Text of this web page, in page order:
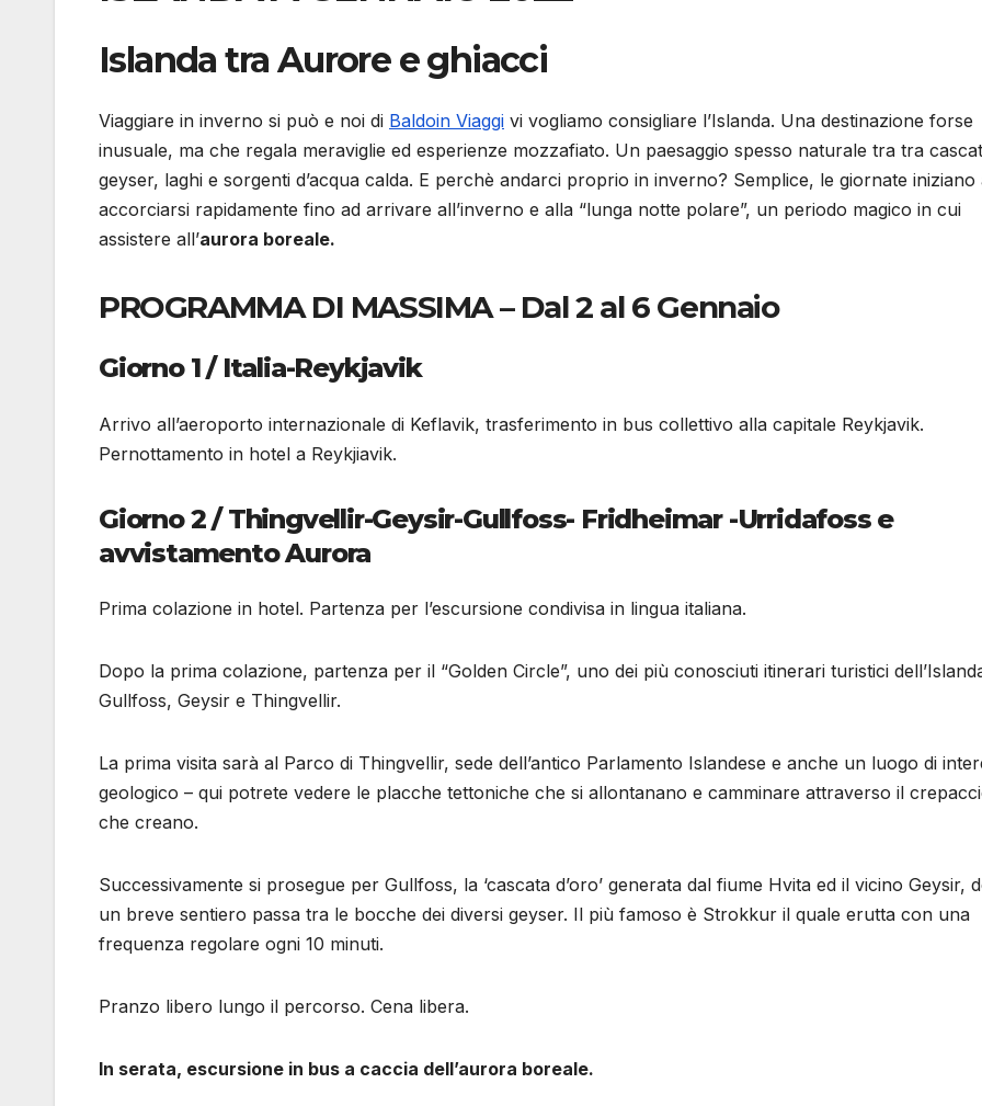
Islanda tra Aurore e ghiacci
Viaggiare in inverno si può e noi di Baldoin Viaggi vi vogliamo consigliare l’Islanda. Una destinazione forse
inusuale, ma che regala meraviglie ed esperienze mozzafiato. Un paesaggio spesso naturale tra tra
geyser, laghi e sorgenti d’acqua calda. E perchè andarci proprio in inverno? Semplice, le giornate iniziano
accorciarsi rapidamente fino ad arrivare all’inverno e alla “lunga notte polare”, un periodo magico in cui
assistere all’aurora boreale.
PROGRAMMA DI MASSIMA – Dal 2 al 6 Gennaio
Giorno 1 / Italia-Reykjavik
Arrivo all’aeroporto internazionale di Keflavik, trasferimento in bus collettivo alla capitale Reykjavik.
Pernottamento in hotel a Reykjiavik.
Giorno 2 / Thingvellir-Geysir-Gullfoss- Fridheimar -Urridafoss e
avvistamento Aurora
Prima colazione in hotel. Partenza per l’escursione condivisa in lingua italiana.
Dopo la prima colazione, partenza per il “Golden Circle”, uno dei più conosciuti itinerari turistici
Gullfoss, Geysir e Thingvellir.
La prima visita sarà al Parco di Thingvellir, sede dell’antico Parlamento Islandese e anche un luogo di
geologico – qui potrete vedere le placche tettoniche che si allontanano e camminare attraverso il
che creano.
Successivamente si prosegue per Gullfoss, la ‘cascata d’oro’ generata dal fiume Hvita ed il vicino Geysir,
un breve sentiero passa tra le bocche dei diversi geyser. Il più famoso è Strokkur il quale erutta con una
frequenza regolare ogni 10 minuti.
Pranzo libero lungo il percorso. Cena libera.
In serata, escursione in bus a caccia dell’aurora boreale.